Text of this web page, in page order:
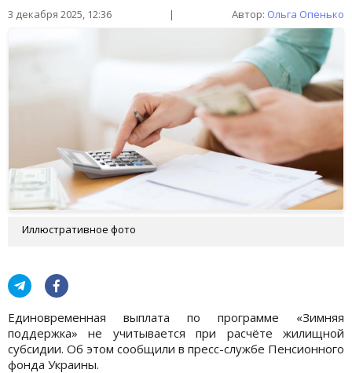
3 декабря 2025, 12:36 | Автор: Ольга Опенько
Иллюстративное фото
Единовременная выплата по программе «Зимняя
поддержка» не учитывается при расчёте жилищной
субсидии. Об этом сообщили в пресс-службе Пенсионного
фонда Украины.